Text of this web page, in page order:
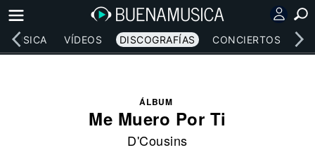
MÚSICA VÍDEOS DISCOGRAFÍAS CONCIERTOS
ÁLBUM
Me Muero Por Ti
D'Cousins